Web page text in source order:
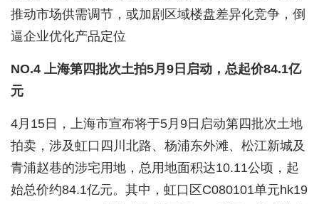
推动市场供需调节，或加剧区域楼盘差异化竞争，倒
逼企业优化产品定位
NO.4 上海第四批次土拍5月9日启动，总起价84.1亿
元
4月15日，上海市宣布将于5月9日启动第四批次土地
拍卖，涉及虹口四川北路、杨浦东外滩、松江新城及
青浦赵巷的涉宅用地，总用地面积达10.11公顷，起
始总价约84.1亿元。其中，虹口区C080101单元hk19